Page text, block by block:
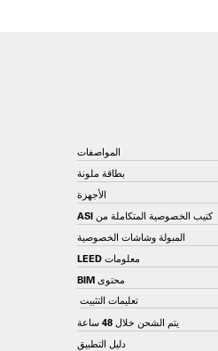
المواصفات
بطاقة ملونة
الأجهزة
كتيب الخصوصية المتكاملة من ASI
المبولة وشاشات الخصوصية
معلومات LEED
محتوى BIM
تعليمات التثبيت
يتم الشحن خلال 48 ساعة
دليل التطبيق